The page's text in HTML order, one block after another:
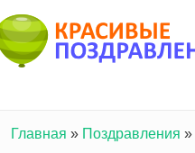
Вы здесь
Главная » Поздравления »